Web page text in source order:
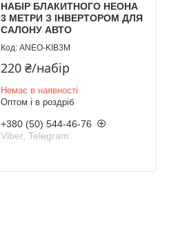
НАБІР БЛАКИТНОГО НЕОНА
3 МЕТРИ З ІНВЕРТОРОМ ДЛЯ
САЛОНУ АВТО
ANEO-KIB3M
220 ₴/набір
Немає в наявності
Оптом і в роздріб
+380 (50) 544-46-76
Viber, Telegram